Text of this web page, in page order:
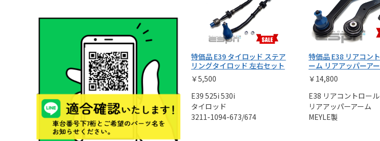
特価品 E39 タイロッド ステア
リングタイロッド 左右セット
￥5,500
E39 525i 530i
タイロッド
3211-1094-673/674
特価品 E38 リアコン
ーム リアアッパーア
￥14,800
E38 リアコントロー
リアアッパーアーム
MEYLE製